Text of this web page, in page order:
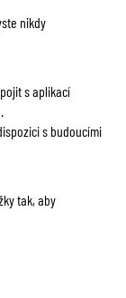
nikdy
s aplikací
s budoucími
tak, aby